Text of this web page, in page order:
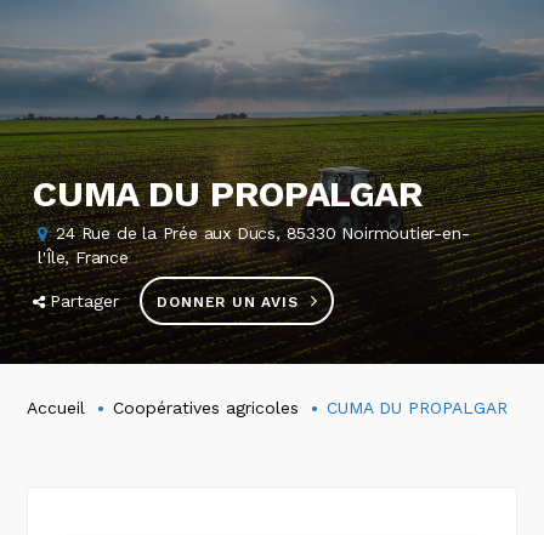
CUMA DU PROPALGAR
24 Rue de la Prée aux Ducs, 85330 Noirmoutier-en-
l'Île, France
Partager DONNER UN AVIS
Accueil Coopératives agricoles CUMA DU PROPALGAR